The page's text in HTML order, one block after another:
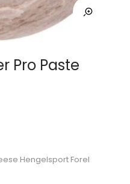
Pro Paste
Hengelsport Forel